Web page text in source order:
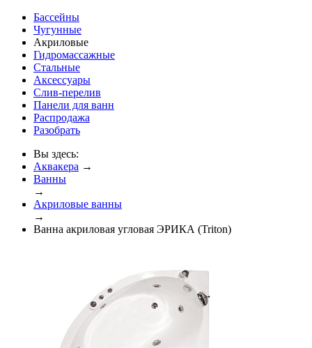
Бассейны
Чугунные
Акриловые
Гидромассажные
Стальные
Аксессуары
Слив-перелив
Панели для ванн
Распродажа
Разобрать
Вы здесь:
Аквакера →
Ванны
→
Акриловые ванны
→
Ванна акриловая угловая ЭРИКА (Triton)